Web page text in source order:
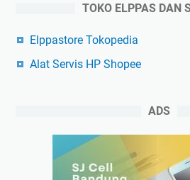
TOKO ELPPAS DAN
Elppastore Tokopedia
Alat Servis HP Shopee
ADS